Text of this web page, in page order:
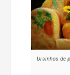
Ursinhos de